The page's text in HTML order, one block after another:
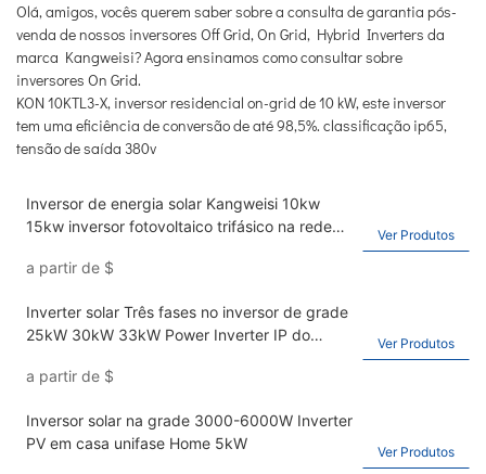
Olá, amigos, vocês querem saber sobre a consulta de garantia pós-
venda de nossos inversores Off Grid, On Grid, Hybrid Inverters da
marca Kangweisi? Agora ensinamos como consultar sobre
inversores On Grid.
KON 10KTL3-X, inversor residencial on-grid de 10 kW, este inversor
tem uma eficiência de conversão de até 98,5%. classificação ip65,
tensão de saída 380v
Inversor de energia solar Kangweisi 10kw
15kw inversor fotovoltaico trifásico na rede
a partir de $
Ver Produtos
Inverter solar Três fases no inversor de grade
25kW 30kW 33kW Power Inverter IP do
a partir de $
Ver Produtos
Inversor solar na grade 3000-6000W Inverter
PV em casa unifase Home 5kW
Ver Produtos